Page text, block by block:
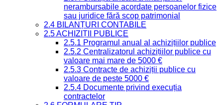
nerambursabile acordate persoanelor fizice
sau juridice fără scop patrimonial
2.4 BILANȚURI CONTABILE
2.5 ACHIZIȚII PUBLICE
2.5.1 Programul anual al achizițiilor publice
2.5.2 Centralizatorul achizițiilor publice cu
valoare mai mare de 5000 €
2.5.3 Contracte de achiziții publice cu
valoare de peste 5000 €
2.5.4 Documente privind execuția
contractelor